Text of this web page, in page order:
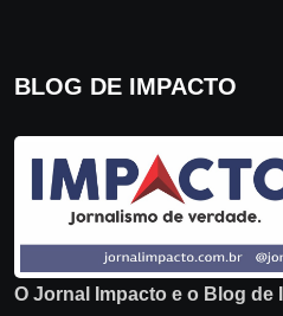
BLOG DE IMPACTO
O Jornal Impacto e o Blog de